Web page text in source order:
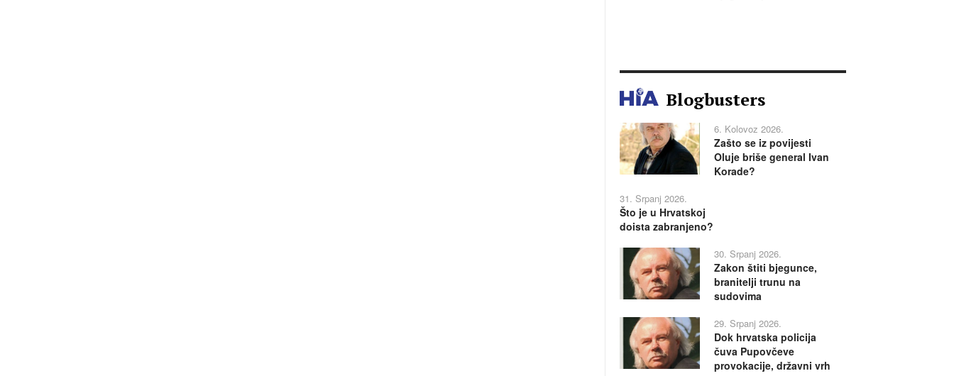
Blogbusters
6. Kolovoz 2026.
Zašto se iz povijesti
Oluje briše general Ivan
Korade?
31. Srpanj 2026.
Što je u Hrvatskoj
doista zabranjeno?
30. Srpanj 2026.
Zakon štiti bjegunce,
branitelji trunu na
sudovima
29. Srpanj 2026.
Dok hrvatska policija
čuva Pupovčeve
provokacije, državni vrh